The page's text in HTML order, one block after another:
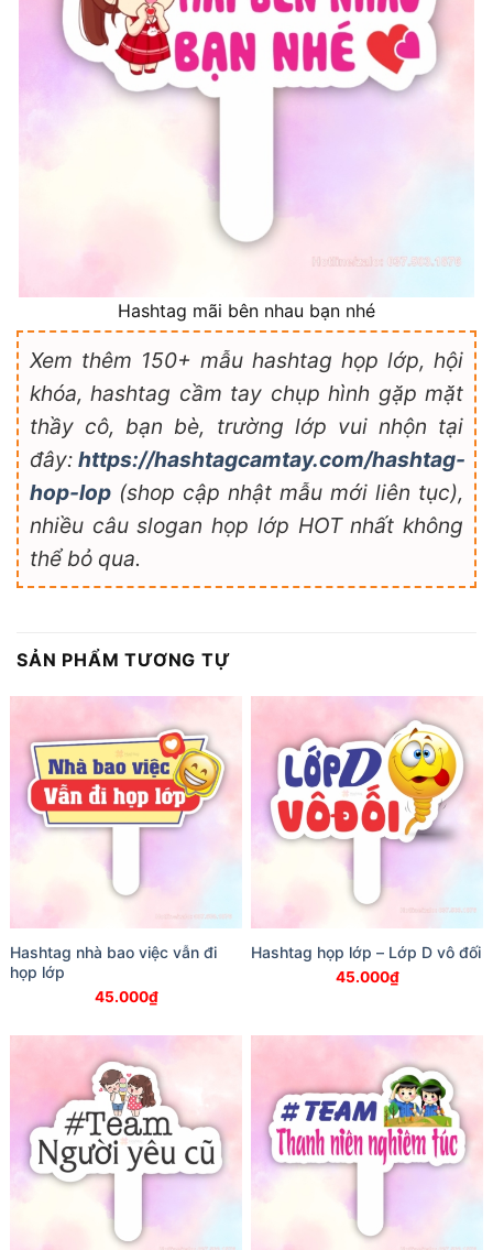
Hashtag mãi bên nhau bạn nhé
Xem thêm 150+ mẫu hashtag họp lớp, hội
khóa, hashtag cầm tay chụp hình gặp mặt
thầy cô, bạn bè, trường lớp vui nhộn tại
đây: https://hashtagcamtay.com/hashtag-
hop-lop (shop cập nhật mẫu mới liên tục),
nhiều câu slogan họp lớp HOT nhất không
thể bỏ qua.
SẢN PHẨM TƯƠNG TỰ
Hashtag nhà bao việc vẫn đi
họp lớp
45.000₫
Hashtag họp lớp – Lớp D vô đối
45.000₫